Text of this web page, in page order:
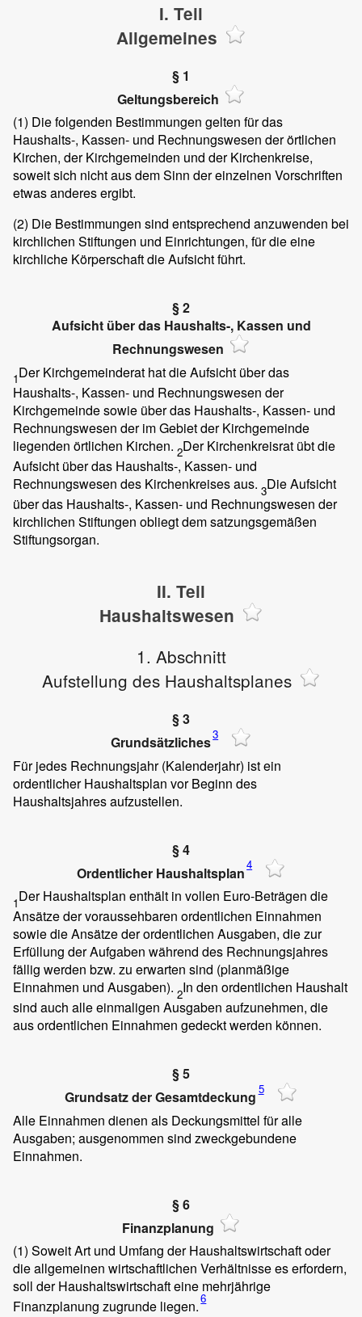
I. Teil
Allgemeines
§ 1
Geltungsbereich
(1) Die folgenden Bestimmungen gelten für das
Haushalts-, Kassen- und Rechnungswesen der örtlichen
Kirchen, der Kirchgemeinden und der Kirchenkreise,
soweit sich nicht aus dem Sinn der einzelnen Vorschriften
etwas anderes ergibt.
(2) Die Bestimmungen sind entsprechend anzuwenden bei
kirchlichen Stiftungen und Einrichtungen, für die eine
kirchliche Körperschaft die Aufsicht führt.
§ 2
Aufsicht über das Haushalts-, Kassen und
Rechnungswesen
1Der Kirchgemeinderat hat die Aufsicht über das
Haushalts-, Kassen- und Rechnungswesen der
Kirchgemeinde sowie über das Haushalts-, Kassen- und
Rechnungswesen der im Gebiet der Kirchgemeinde
liegenden örtlichen Kirchen. 2Der Kirchenkreisrat übt die
Aufsicht über das Haushalts-, Kassen- und
Rechnungswesen des Kirchenkreises aus. 3Die Aufsicht
über das Haushalts-, Kassen- und Rechnungswesen der
kirchlichen Stiftungen obliegt dem satzungsgemäßen
Stiftungsorgan.
II. Teil
Haushaltswesen
1. Abschnitt
Aufstellung des Haushaltsplanes
§ 3
Grundsätzliches3
Für jedes Rechnungsjahr (Kalenderjahr) ist ein
ordentlicher Haushaltsplan vor Beginn des
Haushaltsjahres aufzustellen.
§ 4
Ordentlicher Haushaltsplan4
1Der Haushaltsplan enthält in vollen Euro-Beträgen die
Ansätze der voraussehbaren ordentlichen Einnahmen
sowie die Ansätze der ordentlichen Ausgaben, die zur
Erfüllung der Aufgaben während des Rechnungsjahres
fällig werden bzw. zu erwarten sind (planmäßige
Einnahmen und Ausgaben). 2In den ordentlichen Haushalt
sind auch alle einmaligen Ausgaben aufzunehmen, die
aus ordentlichen Einnahmen gedeckt werden können.
§ 5
Grundsatz der Gesamtdeckung 5
Alle Einnahmen dienen als Deckungsmittel für alle
Ausgaben; ausgenommen sind zweckgebundene
Einnahmen.
§ 6
Finanzplanung
(1) Soweit Art und Umfang der Haushaltswirtschaft oder
die allgemeinen wirtschaftlichen Verhältnisse es erfordern,
soll der Haushaltswirtschaft eine mehrjährige
Finanzplanung zugrunde liegen.6